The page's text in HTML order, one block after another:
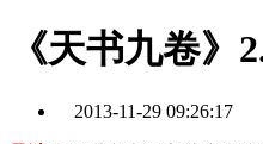
《天书九卷
2013-11-29 09:26:17